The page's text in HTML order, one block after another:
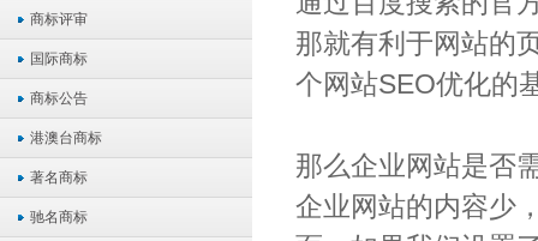
商标评审
国际商标
商标公告
港澳台商标
著名商标
驰名商标
那就有利于网站的
个网站SEO优化的
那么企业网站是否
企业网站的内容少